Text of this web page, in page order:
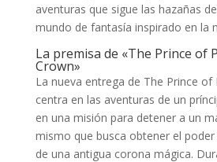
aventuras que sigue las hazañas
mundo de fantasía inspirado en la
La premisa de «The Prince of
Crown»
La nueva entrega de The Prince of
centra en las aventuras de un
en una misión para detener a un
mismo que busca obtener el
de una antigua corona mágica.